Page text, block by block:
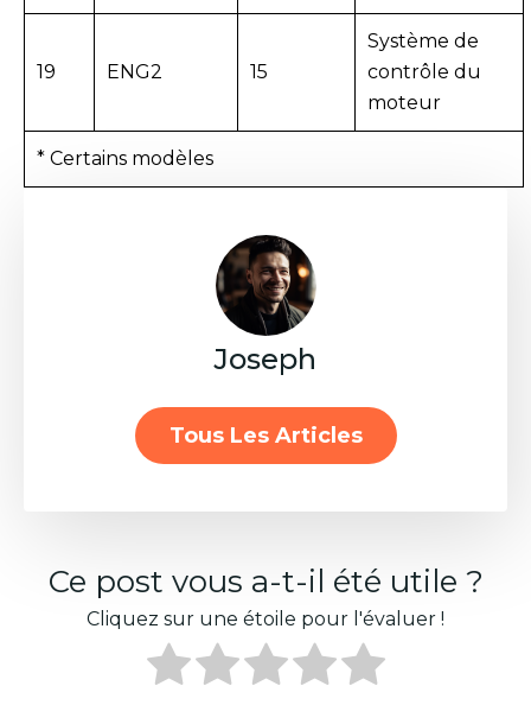
19 ENG2 15
Système de
contrôle du
moteur
* Certains modèles
Joseph
Tous Les Articles
Ce post vous a-t-il été utile ?
Cliquez sur une étoile pour l'évaluer !